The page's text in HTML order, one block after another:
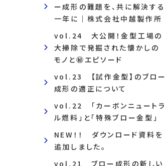
ー成形の難題を、共に解決する
一年に｜株式会社中越製作所
vol.24 大公開！金型工場の
大掃除で発掘された懐かしの
モノと㊙エピソード
vol.23 【試作金型】のブロー
成形の適正について
vol.22 「カーボンニュートラ
ル燃料」と「特殊ブロー金型」
NEW！！ ダウンロード資料を
追加しました。
vol.21 ブロー成形の新しい